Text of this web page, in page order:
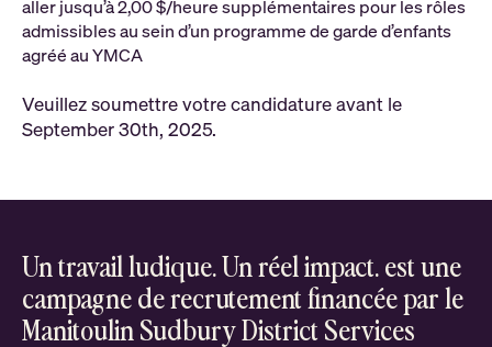
aller jusqu’à 2,00 $/heure supplémentaires pour les rôles
admissibles au sein d’un programme de garde d’enfants
agréé au YMCA
Veuillez soumettre votre candidature avant le
September 30th, 2025.
Un travail ludique. Un réel impact. est une
campagne de recrutement financée par le
Manitoulin Sudbury District Services